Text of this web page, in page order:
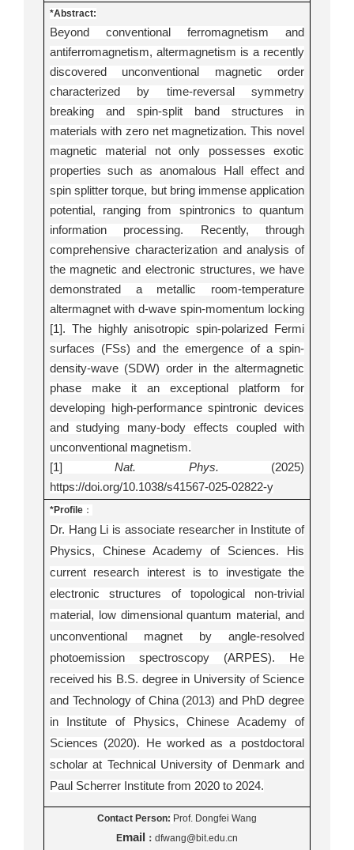
*Abstract:
Beyond conventional ferromagnetism and
antiferromagnetism, altermagnetism is a recently
discovered unconventional magnetic order
characterized by time-reversal symmetry
breaking and spin-split band structures in
materials with zero net magnetization. This novel
magnetic material not only possesses exotic
properties such as anomalous Hall effect and
spin splitter torque, but bring immense application
potential, ranging from spintronics to quantum
information processing. Recently, through
comprehensive characterization and analysis of
the magnetic and electronic structures, we have
demonstrated a metallic room-temperature
altermagnet with d-wave spin-momentum locking
[1]. The highly anisotropic spin-polarized Fermi
surfaces (FSs) and the emergence of a spin-
density-wave (SDW) order in the altermagnetic
phase make it an exceptional platform for
developing high-performance spintronic devices
and studying many-body effects coupled with
unconventional magnetism.
[1]Nat. Phys. (2025)
https://doi.org/10.1038/s41567-025-02822-y
*Profile：
Dr. Hang Li is associate researcher in Institute of
Physics, Chinese Academy of Sciences. His
current research interest is to investigate the
electronic structures of topological non-trivial
material, low dimensional quantum material, and
unconventional magnet by angle-resolved
photoemission spectroscopy (ARPES). He
received his B.S. degree in University of Science
and Technology of China (2013) and PhD degree
in Institute of Physics, Chinese Academy of
Sciences (2020). He worked as a postdoctoral
scholar at Technical University of Denmark and
Paul Scherrer Institute from 2020 to 2024.
Contact Person: Prof. Dongfei Wang
Email ： dfwang@bit.edu.cn